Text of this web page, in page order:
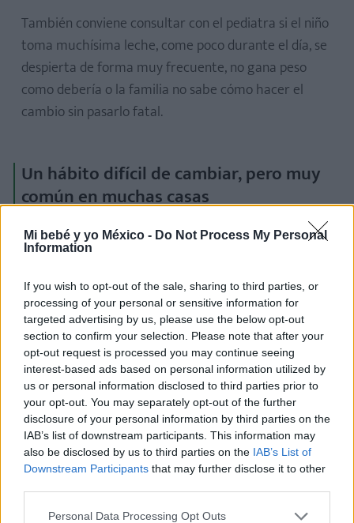
Mi bebé y yo México - Do Not Process My Personal
Information
If you wish to opt-out of the sale, sharing to third parties, or
processing of your personal or sensitive information for
targeted advertising by us, please use the below opt-out
section to confirm your selection. Please note that after your
opt-out request is processed you may continue seeing
interest-based ads based on personal information utilized by
us or personal information disclosed to third parties prior to
your opt-out. You may separately opt-out of the further
disclosure of your personal information by third parties on the
IAB’s list of downstream participants. This information may
also be disclosed by us to third parties on the IAB’s List of
Downstream Participants that may further disclose it to other
Personal Data Processing Opt Outs
También conviene consultar con el pediatra si el niño
toma muchísima leche, come poco durante el día, se
despierta de forma muy frecuente, no gana peso
como debería o la familia no sabe cómo hacer el
cambio sin pasarlo fatal.
Un hábito difícil de cambiar, pero muy
común en muchas casas
Lo que ha contado Ruxanda no es una rareza: es una
escena real de maternidad. Una madre cansada, una
y unos padres intentando cambiar un hábito sin
perder la paciencia. Y quizá por eso ha conectado
tanto.
Detrás del “viciado a la leche”, hay algo muy
reconocible para muchas familias. A veces criar
también es esto: probar, ajustar, equivocarse, volver
a intentar… y contarlo con un poco de humor para no
venirse abajo.